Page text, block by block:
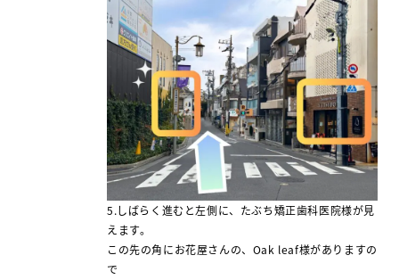
5.しばらく進むと左側に、たぶち矯正歯科医院様が見
えます。
この先の角にお花屋さんの、Oak leaf様がありますの
で